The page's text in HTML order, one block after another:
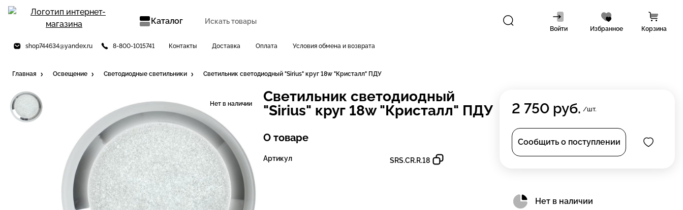
Каталог
Войти Избранное Корзина
shop744634@yandex.ru 8-800-1015741 Контакты Доставка Оплата Условия обмена и возврата
Главная Освещение Светодиодные светильники Светильник светодиодный "Sirius" круг 18w "Кристалл" ПДУ
Нет в наличии
Светильник светодиодный
"Sirius" круг 18w "Кристалл" ПДУ
О товаре
Артикул SRS.CR.R.18
2 750 руб. /шт.
Сообщить о поступлении
Нет в наличии